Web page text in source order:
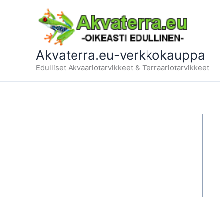
Akvaterra.eu-verkkokauppa
Edulliset Akvaariotarvikkeet & Terraariotarvikkeet